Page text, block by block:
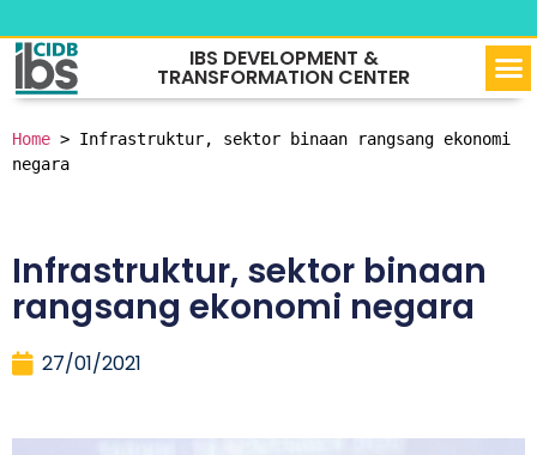
IBS DEVELOPMENT &
TRANSFORMATION CENTER
Home > Infrastruktur, sektor binaan rangsang ekonomi
negara
Infrastruktur, sektor binaan
rangsang ekonomi negara
27/01/2021